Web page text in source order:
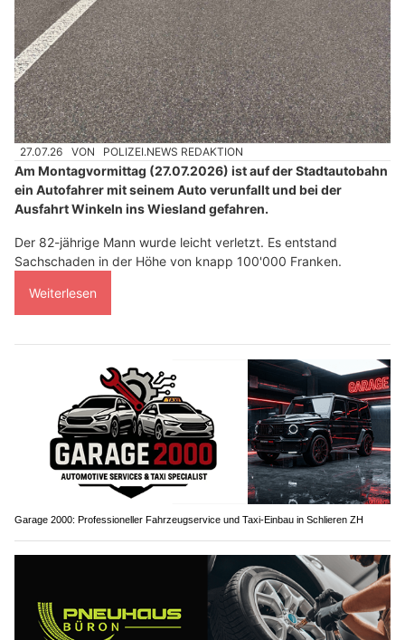
27.07.26 VON POLIZEI.NEWS REDAKTION
Am Montagvormittag (27.07.2026) ist auf der Stadtautobahn
ein Autofahrer mit seinem Auto verunfallt und bei der
Ausfahrt Winkeln ins Wiesland gefahren.
Der 82-jährige Mann wurde leicht verletzt. Es entstand
Sachschaden in der Höhe von knapp 100'000 Franken.
Weiterlesen
Garage 2000: Professioneller Fahrzeugservice und Taxi-Einbau in Schlieren ZH